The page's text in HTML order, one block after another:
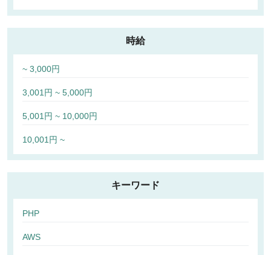
時給
~ 3,000円
3,001円 ~ 5,000円
5,001円 ~ 10,000円
10,001円 ~
キーワード
PHP
AWS